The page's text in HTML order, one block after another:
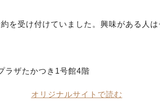
を受け付けていました。興味がある人は
ラザたかつき1号館4階
オリジナルサイトで読む